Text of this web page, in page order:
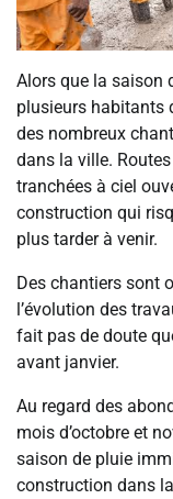
Alors que la saison
plusieurs habitants
des nombreux
dans la ville.
tranchées à ciel
construction qui
plus tarder à venir.
Des chantiers sont
l’évolution des
fait pas de doute
avant janvier.
Au regard des
mois d’octobre et
saison de pluie
construction dans